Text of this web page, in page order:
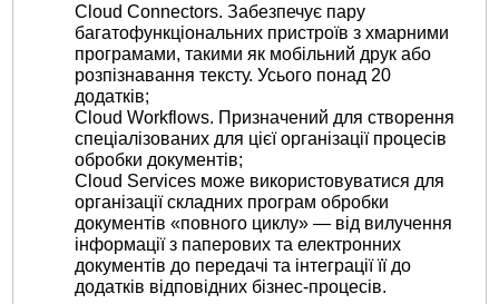
Cloud Connectors. Забезпечує пару
багатофункціональних пристроїв з хмарними
програмами, такими як мобільний друк або
розпізнавання тексту. Усього понад 20
додатків;
Cloud Workflows. Призначений для створення
спеціалізованих для цієї організації процесів
обробки документів;
Cloud Services може використовуватися для
організації складних програм обробки
документів «повного циклу» — від вилучення
інформації з паперових та електронних
документів до передачі та інтеграції її до
додатків відповідних бізнес-процесів.